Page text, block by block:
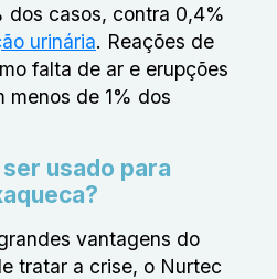
dos casos, contra 0,4%
urinária. Reações de
falta de ar e erupções
menos de 1% dos
usado para
vantagens do
tratar a crise, o Nurtec